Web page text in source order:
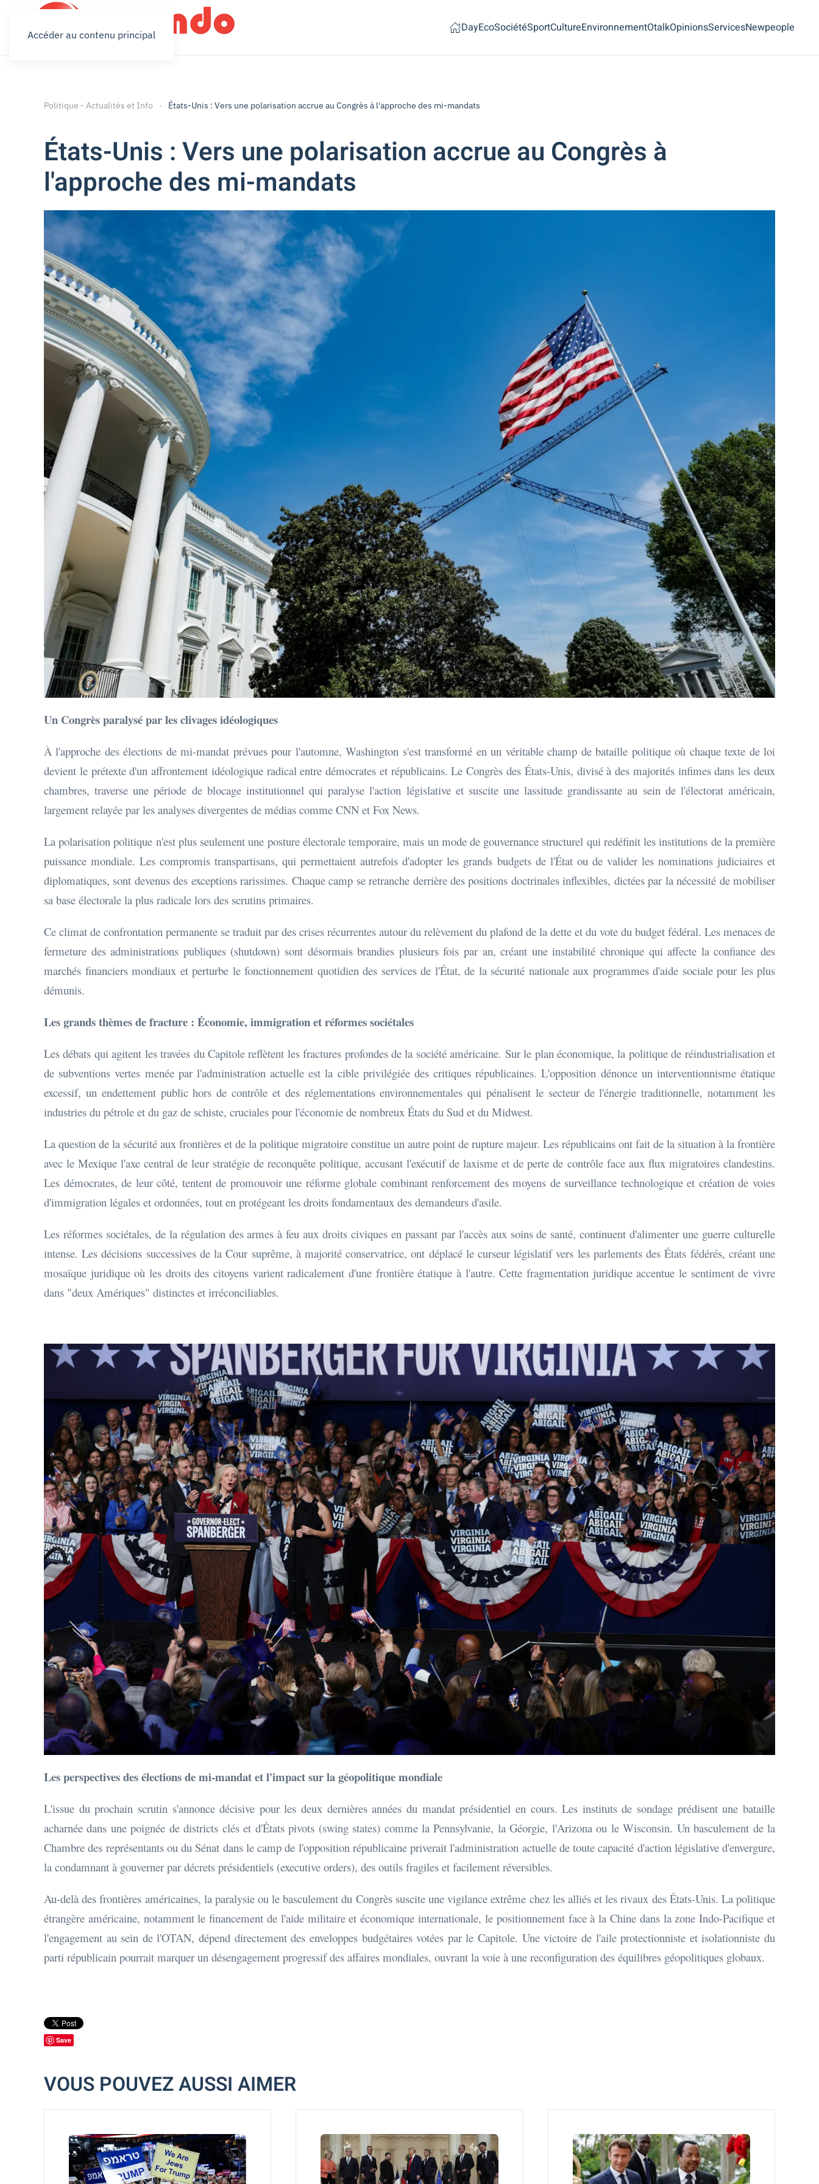
Accéder au contenu principal DayEcoSociétéSportCultureEnvironnementOtalkOpinionsServicesNewpeople
Politique - Actualités et Info États-Unis : Vers une polarisation accrue au Congrès à l'approche des mi-mandats
États-Unis : Vers une polarisation accrue au Congrès à
l'approche des mi-mandats
Un Congrès paralysé par les clivages idéologiques
À l'approche des élections de mi-mandat prévues pour l'automne, Washington s'est transformé en un véritable champ de bataille politique où chaque texte de loi
devient le prétexte d'un affrontement idéologique radical entre démocrates et républicains. Le Congrès des États-Unis, divisé à des majorités infimes dans les deux
chambres, traverse une période de blocage institutionnel qui paralyse l'action législative et suscite une lassitude grandissante au sein de l'électorat américain,
largement relayée par les analyses divergentes de médias comme CNN et Fox News.
La polarisation politique n'est plus seulement une posture électorale temporaire, mais un mode de gouvernance structurel qui redéfinit les institutions de la première
puissance mondiale. Les compromis transpartisans, qui permettaient autrefois d'adopter les grands budgets de l'État ou de valider les nominations judiciaires et
diplomatiques, sont devenus des exceptions rarissimes. Chaque camp se retranche derrière des positions doctrinales inflexibles, dictées par la nécessité de mobiliser
sa base électorale la plus radicale lors des scrutins primaires.
Ce climat de confrontation permanente se traduit par des crises récurrentes autour du relèvement du plafond de la dette et du vote du budget fédéral. Les menaces de
fermeture des administrations publiques (shutdown) sont désormais brandies plusieurs fois par an, créant une instabilité chronique qui affecte la confiance des
marchés financiers mondiaux et perturbe le fonctionnement quotidien des services de l'État, de la sécurité nationale aux programmes d'aide sociale pour les plus
démunis.
Les grands thèmes de fracture : Économie, immigration et réformes sociétales
Les débats qui agitent les travées du Capitole reflètent les fractures profondes de la société américaine. Sur le plan économique, la politique de réindustrialisation et
de subventions vertes menée par l'administration actuelle est la cible privilégiée des critiques républicaines. L'opposition dénonce un interventionnisme étatique
excessif, un endettement public hors de contrôle et des réglementations environnementales qui pénalisent le secteur de l'énergie traditionnelle, notamment les
industries du pétrole et du gaz de schiste, cruciales pour l'économie de nombreux États du Sud et du Midwest.
La question de la sécurité aux frontières et de la politique migratoire constitue un autre point de rupture majeur. Les républicains ont fait de la situation à la frontière
avec le Mexique l'axe central de leur stratégie de reconquête politique, accusant l'exécutif de laxisme et de perte de contrôle face aux flux migratoires clandestins.
Les démocrates, de leur côté, tentent de promouvoir une réforme globale combinant renforcement des moyens de surveillance technologique et création de voies
d'immigration légales et ordonnées, tout en protégeant les droits fondamentaux des demandeurs d'asile.
Les réformes sociétales, de la régulation des armes à feu aux droits civiques en passant par l'accès aux soins de santé, continuent d'alimenter une guerre culturelle
intense. Les décisions successives de la Cour suprême, à majorité conservatrice, ont déplacé le curseur législatif vers les parlements des États fédérés, créant une
mosaïque juridique où les droits des citoyens varient radicalement d'une frontière étatique à l'autre. Cette fragmentation juridique accentue le sentiment de vivre
dans "deux Amériques" distinctes et irréconciliables.
Les perspectives des élections de mi-mandat et l'impact sur la géopolitique mondiale
L'issue du prochain scrutin s'annonce décisive pour les deux dernières années du mandat présidentiel en cours. Les instituts de sondage prédisent une bataille
acharnée dans une poignée de districts clés et d'États pivots (swing states) comme la Pennsylvanie, la Géorgie, l'Arizona ou le Wisconsin. Un basculement de la
Chambre des représentants ou du Sénat dans le camp de l'opposition républicaine priverait l'administration actuelle de toute capacité d'action législative d'envergure,
la condamnant à gouverner par décrets présidentiels (executive orders), des outils fragiles et facilement réversibles.
Au-delà des frontières américaines, la paralysie ou le basculement du Congrès suscite une vigilance extrême chez les alliés et les rivaux des États-Unis. La politique
étrangère américaine, notamment le financement de l'aide militaire et économique internationale, le positionnement face à la Chine dans la zone Indo-Pacifique et
l'engagement au sein de l'OTAN, dépend directement des enveloppes budgétaires votées par le Capitole. Une victoire de l'aile protectionniste et isolationniste du
parti républicain pourrait marquer un désengagement progressif des affaires mondiales, ouvrant la voie à une reconfiguration des équilibres géopolitiques globaux.
Save
VOUS POUVEZ AUSSI AIMER